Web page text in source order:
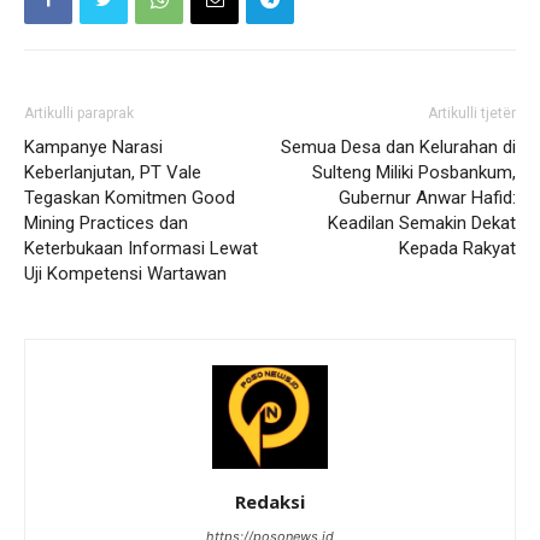
Artikulli paraprak
Kampanye Narasi
Keberlanjutan, PT Vale
Tegaskan Komitmen Good
Mining Practices dan
Keterbukaan Informasi Lewat
Uji Kompetensi Wartawan
Artikulli tjetër
Semua Desa dan Kelurahan di
Sulteng Miliki Posbankum,
Gubernur Anwar Hafid:
Keadilan Semakin Dekat
Kepada Rakyat
Redaksi
https://posonews.id